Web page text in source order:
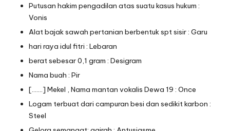
Putusan hakim pengadilan atas suatu kasus hukum :
Vonis
Alat bajak sawah pertanian berbentuk spt sisir : Garu
hari raya idul fitri : Lebaran
berat sebesar 0,1 gram : Desigram
Nama buah : Pir
[…….] Mekel , Nama mantan vokalis Dewa 19 : Once
Logam terbuat dari campuran besi dan sedikit karbon :
Steel